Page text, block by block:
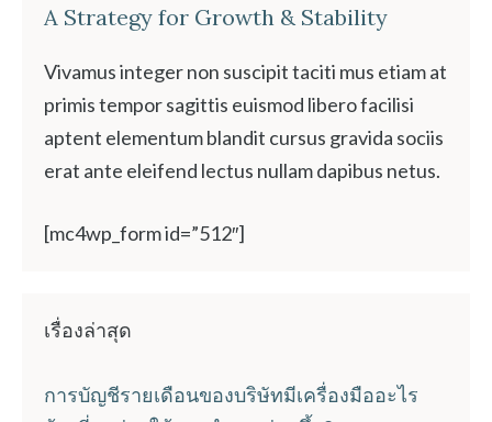
A Strategy for Growth & Stability
Vivamus integer non suscipit taciti mus etiam at
primis tempor sagittis euismod libero facilisi
aptent elementum blandit cursus gravida sociis
erat ante eleifend lectus nullam dapibus netus.
[mc4wp_form id=”512″]
เรื่องล่าสุด
การบัญชีรายเดือนของบริษัทมีเครื่องมืออะไร